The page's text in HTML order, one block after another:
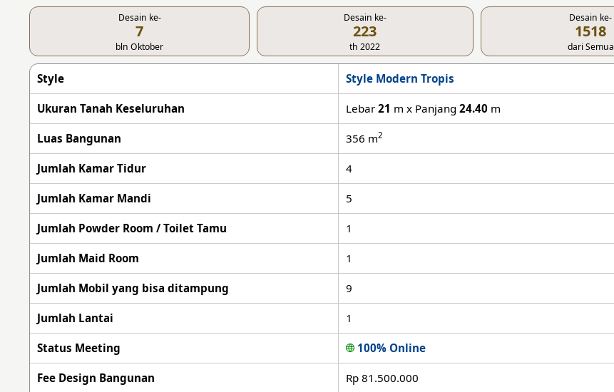
Desain ke-
7
bln Oktober
Desain ke-
223
th 2022
Desain ke-
1518
dari Semua
Style Style Modern Tropis
Ukuran Tanah Keseluruhan Lebar21 m x Panjang24.40 m
Luas Bangunan 356 m2
Jumlah Kamar Tidur 4
Jumlah Kamar Mandi 5
Jumlah Powder Room / Toilet Tamu 1
Jumlah Maid Room 1
Jumlah Mobil yang bisa ditampung 9
Jumlah Lantai 1
Status Meeting 100% Online
Fee Design Bangunan
Rp 81.500.000